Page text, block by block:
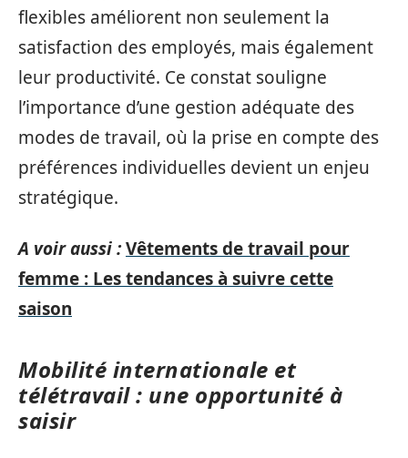
flexibles améliorent non seulement la
satisfaction des employés, mais également
leur productivité. Ce constat souligne
l’importance d’une gestion adéquate des
modes de travail, où la prise en compte des
préférences individuelles devient un enjeu
stratégique.
A voir aussi :Vêtements de travail pour
femme : Les tendances à suivre cette
saison
Mobilité internationale et
télétravail : une opportunité à
saisir